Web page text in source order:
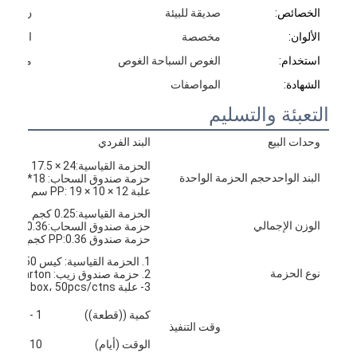
الخصائص: صديقة للبيئة
ن.و:
الألوان:
مخصصة
استخدام:
الغوص السباحة الغوص
مادة
الشهادة:
المواصفات
التعبئة والتسليم
وحدات البيع البند الفردي
البند الواحدحجم الحزمة الواحدة
الحزمة القياسية:24 × 17.5 سم
حزمة صندوق السحاب: 18*12*10 سم
علبة PP: 19 × 10 × 12 سم
الوزن الإجمالي
الحزمة القياسية:0.25 كجم
حزمة صندوق السحاب:0.36 كجم
حزمة صندوق PP:0.36 كجم
نوع الحزمة
1. الحزمة القياسية: كيس 1PC / PE ، 50 قطعة / كرتون. حجم الكرتون: 41 * 34 * 30 سم
2. حزمة صندوق زيب: 1PCS / EVA BOX ، 50pcs / carton. حجم الكرتون:62*38*41cm
3- علبة PP: 1pcs/PP box، 50pcs/ctns، حجم الكرتون: 51*41*59cm
وقت التنفيذ
كمية ((قطعة)) 1 - 100
الوقت (أيام) 10